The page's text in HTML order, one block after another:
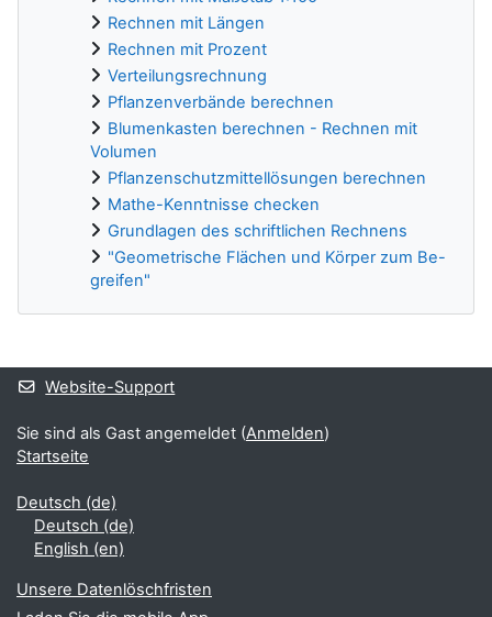
Rechnen mit Längen
Rechnen mit Prozent
Verteilungsrechnung
Pflanzenverbände berechnen
Blumenkasten berechnen - Rechnen mit
Volumen
Pflanzenschutzmittellösungen berechnen
Mathe-Kenntnisse checken
Grundlagen des schriftlichen Rechnens
"Geometrische Flächen und Körper zum Be-
greifen"
Ergänzungsblöcke
Website-Support
Sie sind als Gast angemeldet (Anmelden)
Startseite
Deutsch ‎(de)‎
Deutsch ‎(de)‎
English ‎(en)‎
Unsere Datenlöschfristen